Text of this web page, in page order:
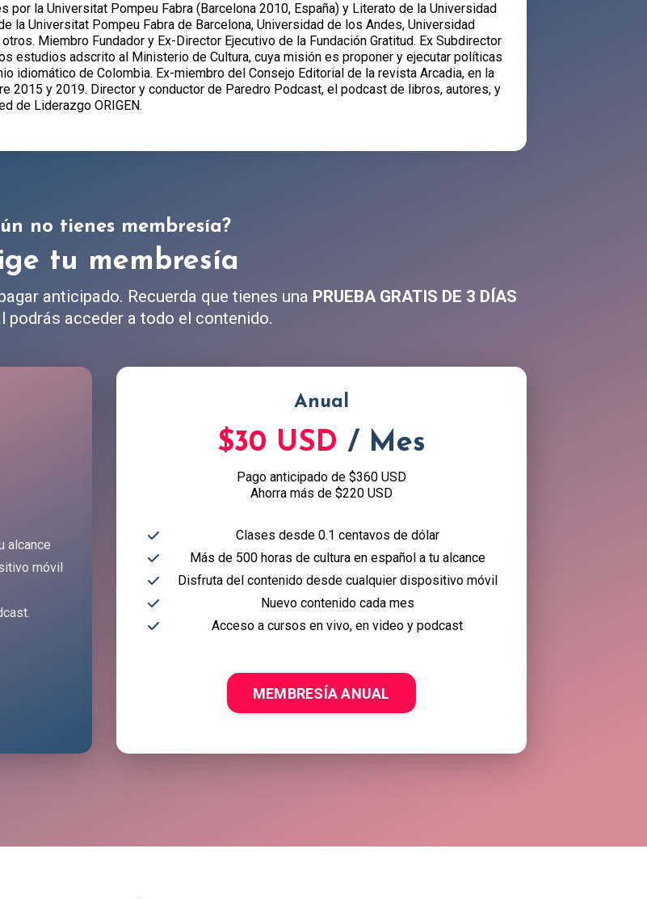
por la Universitat Pompeu Fabra (Barcelona 2010, España) y Literato de la Universidad
la Universitat Pompeu Fabra de Barcelona, Universidad de los Andes, Universidad
Miembro Fundador y Ex-Director Ejecutivo de la Fundación Gratitud. Ex Subdirector
estudios adscrito al Ministerio de Cultura, cuya misión es proponer y ejecutar políticas
idiomático de Colombia. Ex-miembro del Consejo Editorial de la revista Arcadia, en la
2015 y 2019. Director y conductor de Paredro Podcast, el podcast de libros, autores, y
de Liderazgo ORIGEN.
no tienes membresía?
tu membresía
anticipado. Recuerda que tienes una PRUEBA GRATIS DE 3 DÍAS
podrás acceder a todo el contenido.
alcance
móvil
Anual
$30 USD / Mes
Pago anticipado de $360 USD
Ahorra más de $220 USD
Clases desde 0.1 centavos de dólar
Más de 500 horas de cultura en español a tu alcance
Disfruta del contenido desde cualquier dispositivo móvil
Nuevo contenido cada mes
Acceso a cursos en vivo, en video y podcast
MEMBRESÍA ANUAL